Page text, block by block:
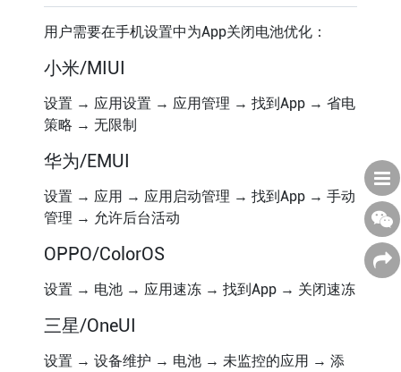
用户需要在手机设置中为App关闭电池优化：
小米/MIUI
设置 → 应用设置 → 应用管理 → 找到App → 省电
策略 → 无限制
华为/EMUI
设置 → 应用 → 应用启动管理 → 找到App → 手动
管理 → 允许后台活动
OPPO/ColorOS
设置 → 电池 → 应用速冻 → 找到App → 关闭速冻
三星/OneUI
设置 → 设备维护 → 电池 → 未监控的应用 → 添